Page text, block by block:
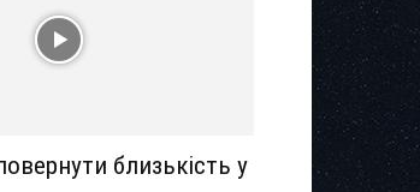
близькість у